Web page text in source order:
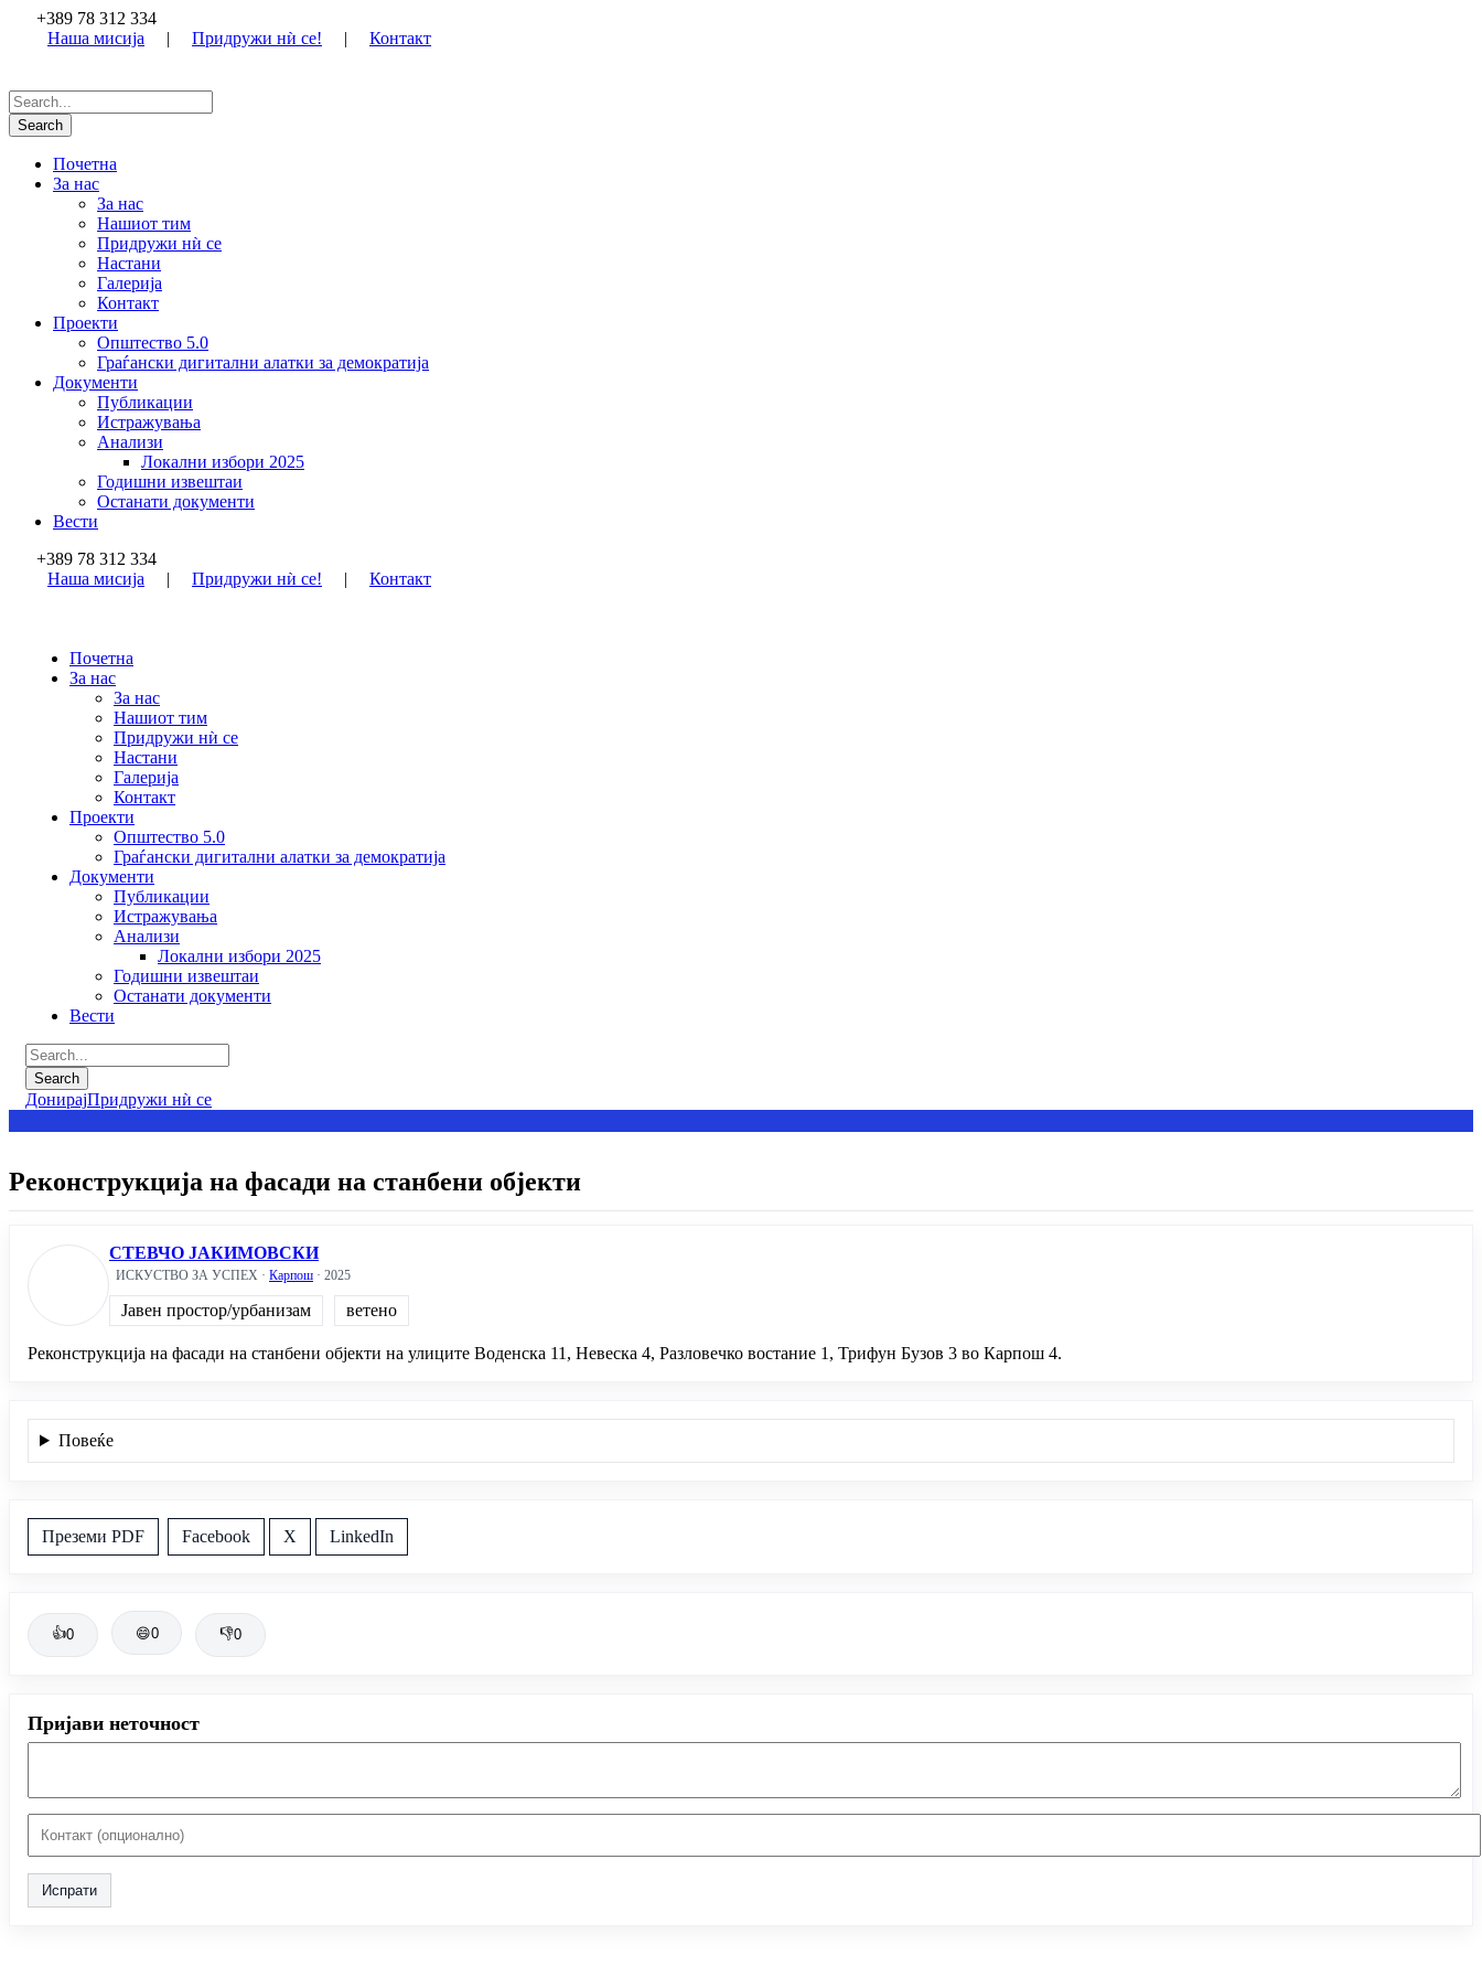
+389 78 312 334
Наша мисија
| Придружи нѝ се! | Контакт
Почетна
За нас
За нас
Нашиот тим
Придружи нѝ се
Настани
Галерија
Контакт
Проекти
Општество 5.0
Граѓански дигитални алатки за демократија
Документи
Публикации
Истражувања
Анализи
Локални избори 2025
Годишни извештаи
Останати документи
Вести
+389 78 312 334
Наша мисија
| Придружи нѝ се! | Контакт
Почетна
За нас
За нас
Нашиот тим
Придружи нѝ се
Настани
Галерија
Контакт
Проекти
Општество 5.0
Граѓански дигитални алатки за демократија
Документи
Публикации
Истражувања
Анализи
Локални избори 2025
Годишни извештаи
Останати документи
Вести
ДонирајПридружи нѝ се
Реконструкција на фасади на станбени објекти
СТЕВЧО ЈАКИМОВСКИ
ИСКУСТВО ЗА УСПЕХ · Карпош · 2025
Јавен простор/урбанизам ветено
Реконструкција на фасади на станбени објекти на улиците Воденска 11, Невеска 4, Разловечко востание 1, Трифун Бузов 3 во Карпош 4.
Повеќе
Преземи PDF Facebook X LinkedIn
👍0 😄0 👎0
Пријави неточност
Испрати